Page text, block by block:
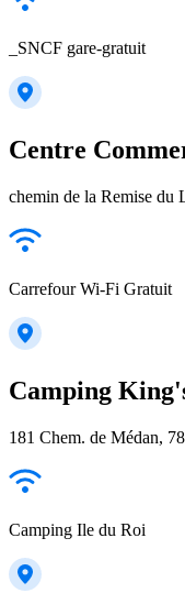
_SNCF gare-gratuit
Centre
chemin de la Remise du
Carrefour Wi-Fi Gratuit
Camping
181 Chem. de Médan,
Camping Ile du Roi